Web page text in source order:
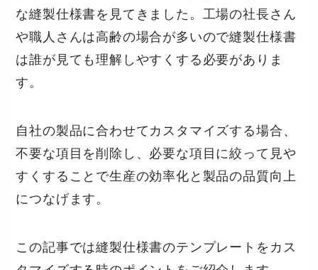
な縫製仕様書を見てきました。工場の社長さん
や職人さんは高齢の場合が多いので縫製仕様書
は誰が見ても理解しやすくする必要がありま
す。
自社の製品に合わせてカスタマイズする場合、
不要な項目を削除し、必要な項目に絞って見や
すくすることで生産の効率化と製品の品質向上
につなげます。
この記事では縫製仕様書のテンプレートをカス